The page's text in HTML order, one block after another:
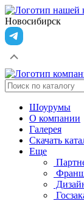
Новосибирск
Шоурумы
О компании
Галерея
Скачать
Еще